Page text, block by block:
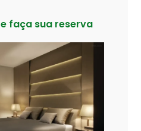
faça sua reserva